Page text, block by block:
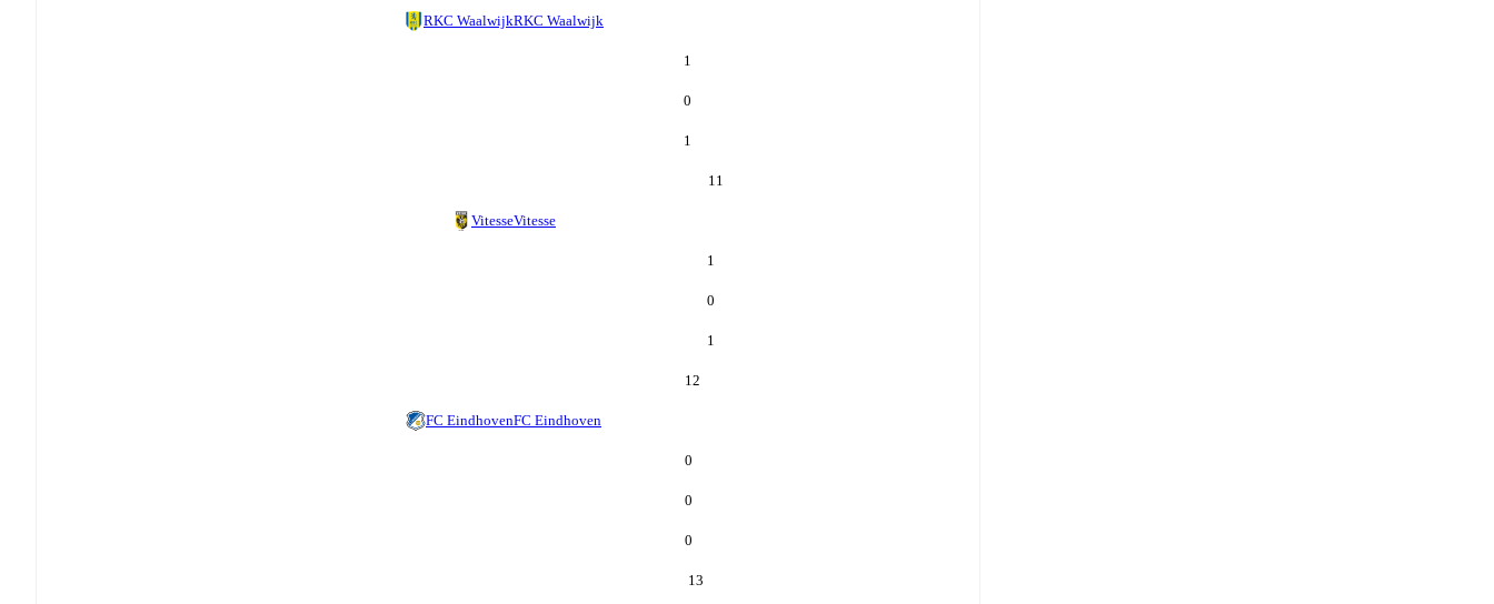
RKC WaalwijkRKC Waalwijk
1
0
1
11
VitesseVitesse
1
0
1
12
FC EindhovenFC Eindhoven
0
0
0
13